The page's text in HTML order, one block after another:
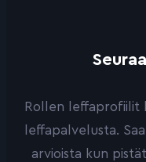
Seuraa
Rollen leffaprofiilit
leffapalvelusta.
arvioista kun